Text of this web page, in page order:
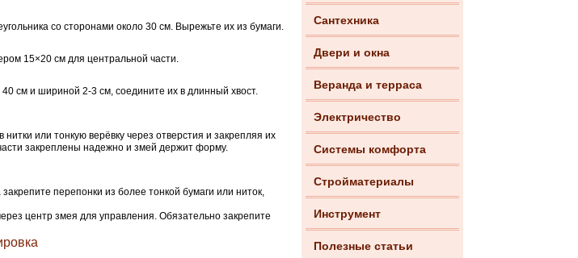
Сантехника
Двери и окна
Веранда и терраса
Электричество
Системы комфорта
Стройматериалы
Инструмент
Полезные статьи
со сторонами около 30 см. Вырежьте их из бумаги.
15×20 см для центральной части.
см и шириной 2-3 см, соедините их в длинный хвост.
или тонкую верёвку через отверстия и закрепляя их
закреплены надежно и змей держит форму.
перепонки из более тонкой бумаги или ниток,
центр змея для управления. Обязательно закрепите